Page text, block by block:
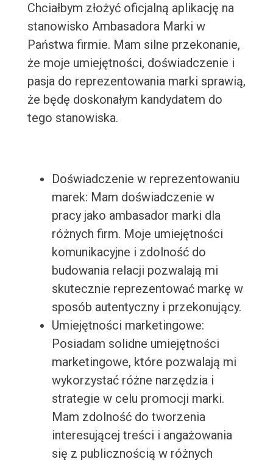
Chciałbym złożyć oficjalną aplikację na
stanowisko Ambasadora Marki w
Państwa firmie. Mam silne przekonanie,
że moje umiejętności, doświadczenie i
pasja do reprezentowania marki sprawią,
że będę doskonałym kandydatem do
tego stanowiska.
Doświadczenie w reprezentowaniu
marek: Mam doświadczenie w
pracy jako ambasador marki dla
różnych firm. Moje umiejętności
komunikacyjne i zdolność do
budowania relacji pozwalają mi
skutecznie reprezentować markę w
sposób autentyczny i przekonujący.
Umiejętności marketingowe:
Posiadam solidne umiejętności
marketingowe, które pozwalają mi
wykorzystać różne narzędzia i
strategie w celu promocji marki.
Mam zdolność do tworzenia
interesującej treści i angażowania
się z publicznością w różnych